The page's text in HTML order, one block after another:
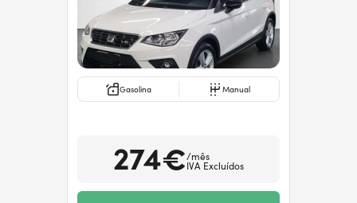
Gasolina Manual
274€/mês
IVA Excluídos